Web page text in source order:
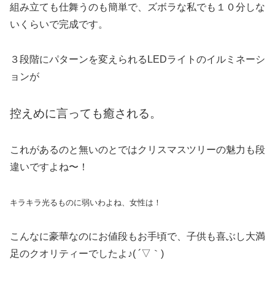
組み立ても仕舞うのも簡単で、ズボラな私でも１０分しな
いくらいで完成です。
３段階にパターンを変えられるLEDライトのイルミネーシ
ョンが
控えめに言っても癒される。
これがあるのと無いのとではクリスマスツリーの魅力も段
違いですよね〜！
キラキラ光るものに弱いわよね、女性は！
こんなに豪華なのにお値段もお手頃で、子供も喜ぶし大満
足のクオリティーでしたよ♪( ´▽｀)